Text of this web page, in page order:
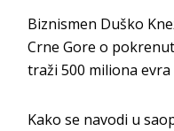
Biznismen Duško
Crne Gore o
traži 500 miliona
Kako se navodi u